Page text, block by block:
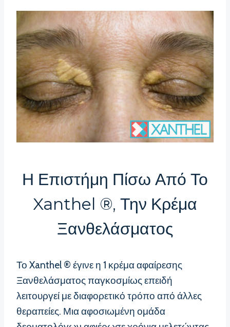
Η Επιστήμη Πίσω Από Το
Xanthel ®, Την Κρέμα
Ξανθελάσματος
Το Xanthel ® έγινε η 1 κρέμα αφαίρεσης
Ξανθελάσματος παγκοσμίως επειδή
λειτουργεί με διαφορετικό τρόπο από άλλες
θεραπείες. Μια αφοσιωμένη ομάδα